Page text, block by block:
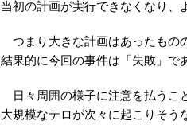
当初の計画が実行できなくなり、
つまり大きな計画はあったもの
結果的に今回の事件は「失敗」で
日々周囲の様子に注意を払うこ
大規模なテロが次々に起こりそう